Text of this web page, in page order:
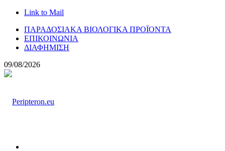
Link to Mail
ΠΑΡΑΔΟΣΙΑΚΑ ΒΙΟΛΟΓΙΚΑ ΠΡΟΪΟΝΤΑ
ΕΠΙΚΟΙΝΩΝΙΑ
ΔΙΑΦΗΜΙΣΗ
09/08/2026